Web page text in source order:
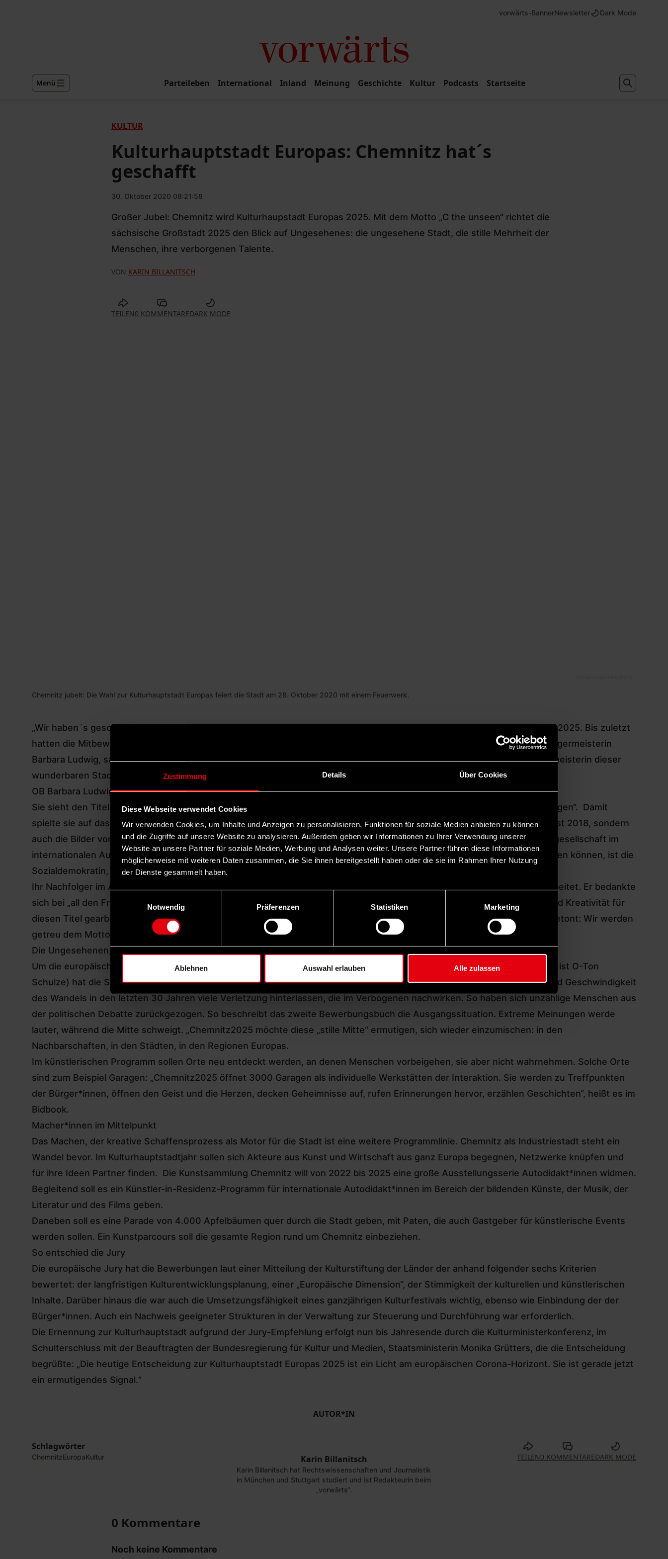
Zustimmung Details Über Cookies
Diese Webseite verwendet Cookies
Wir verwenden Cookies, um Inhalte und Anzeigen zu personalisieren, Funktionen für soziale Medien anbieten zu können
und die Zugriffe auf unsere Website zu analysieren. Außerdem geben wir Informationen zu Ihrer Verwendung unserer
Website an unsere Partner für soziale Medien, Werbung und Analysen weiter. Unsere Partner führen diese Informationen
möglicherweise mit weiteren Daten zusammen, die Sie ihnen bereitgestellt haben oder die sie im Rahmen Ihrer Nutzung
der Dienste gesammelt haben.
Notwendig
Präferenzen Statistiken Marketing
Ablehnen Auswahl erlauben Alle zulassen
vorwärts-BannerNewsletter Dark Mode
Menü Parteileben International Inland Meinung Geschichte Kultur Podcasts Startseite
KULTUR
Kulturhauptstadt Europas: Chemnitz hat´s
geschafft
30. Oktober 2020 08:21:58
Großer Jubel: Chemnitz wird Kulturhaupstadt Europas 2025. Mit dem Motto „C the unseen“ richtet die
sächsische Großstadt 2025 den Blick auf Ungesehenes: die ungesehene Stadt, die stille Mehrheit der
Menschen, ihre verborgenen Talente.
VON KARIN BILLANITSCH
TEILEN0 KOMMENTAREDARK MODE
Chemnitz jubelt: Die Wahl zur Kulturhauptstadt Europas feiert die Stadt am 28. Oktober 2020 mit einem Feuerwerk.
„Wir haben´s geschafft“: Jubel auf derHomepage von Chemnitz. Die sächsische Stadt wird Europäische Kulturhauptstadt 2025. Bis zuletzt
hatten die Mitbewerber Hannover, Hildesheim, Magdeburg und Nürnberg sich Hoffnungen auf den Titel gemacht. Oberbürgermeisterin
Barbara Ludwig, sagte zu der Entscheidung, die am Mittwoch verkündet wurde: „Der vorletzte Arbeitstag als Oberbürgermeisterin dieser
wunderbaren Stadt ist eindeutig der beste meiner 14-jährigen Amtszeit.“
OB Barbara Ludwig: „Große Chance“
Sie sieht den Titel als die große Chance für Chemnitz, viel zu geben und viel zu bekommen, viel vom „Ungesehenen zu zeigen“. Damit
spielte sie auf das Motto der Bewerbung an: „C the unseen“. Ludwig: „Nicht nur die Bilder von Nazi-Aufmärschen im August 2018, sondern
auch die Bilder von zivilgesellschaftlichem Engagement für gelebte europäische Werte, eine kreative und vielfältige Stadtgesellschaft im
internationalen Austausch.“ Es werde der Stadt einen Schub geben, Ressourcen hier bündeln, die über Generationen wirken können, ist die
Sozialdemokratin, die 14 Jahre an der Spitze der Stadt stand, überzeugt.
Ihr Nachfolger im Amt, Sven Schulze (SPD), freute sich: „Dieser Titel ist eine Ehre. Dafür haben viele Menschen hart gearbeitet. Er bedankte
sich bei „all den Freiwilligen und den Mitarbeitern im Kulturhauptstadt-Büro, die mit Leidenschaft und Einsatz, mit Ideen und Kreativität für
diesen Titel gearbeitet haben“. Er freue sich schon darauf, 2025 ein wunderbarer Gastgeber für Europa zu sein. Auch er betont: Wir werden
getreu dem Motto zeigen, dass Chemnitz und die gesamte Region vieles zu bieten hat, dass bisher nicht gesehen wurde."
Die Ungesehenen, die stille Mitte ermutigen
Um die europäische Fachjury zu überzeugen, dass Chemnitz eine „einzigartige, aktive, anpackende und vielfältige Stadt“ ( ist O-Ton
Schulze) hat die Stadt ein auf politischen Motiven fußendes Leitmotiv erdacht: Vor allem in Osteuropa hat die Brutalität und Geschwindigkeit
des Wandels in den letzten 30 Jahren viele Verletzung hinterlassen, die im Verbogenen nachwirken. So haben sich unzählige Menschen aus
der politischen Debatte zurückgezogen. So beschreibt das zweite Bewerbungsbuch die Ausgangssituation. Extreme Meinungen werde
lauter, während die Mitte schweigt. „Chemnitz2025 möchte diese „stille Mitte“ ermutigen, sich wieder einzumischen: in den
Nachbarschaften, in den Städten, in den Regionen Europas.
Im künstlerischen Programm sollen Orte neu entdeckt werden, an denen Menschen vorbeigehen, sie aber nicht wahrnehmen. Solche Orte
sind zum Beispiel Garagen: „Chemnitz2025 öffnet 3000 Garagen als individuelle Werkstätten der Interaktion. Sie werden zu Treffpunkten
der Bürger*innen, öffnen den Geist und die Herzen, decken Geheimnisse auf, rufen Erinnerungen hervor, erzählen Geschichten“, heißt es im
Bidbook.
Macher*innen im Mittelpunkt
Das Machen, der kreative Schaffensprozess als Motor für die Stadt ist eine weitere Programmlinie. Chemnitz als Industriestadt steht ein
Wandel bevor. Im Kulturhauptstadtjahr sollen sich Akteure aus Kunst und Wirtschaft aus ganz Europa begegnen, Netzwerke knüpfen und
für ihre Ideen Partner finden. Die Kunstsammlung Chemnitz will von 2022 bis 2025 eine große Ausstellungsserie Autodidakt*innen widmen.
Begleitend soll es ein Künstler-in-Residenz-Programm für internationale Autodidakt*innen im Bereich der bildenden Künste, der Musik, der
Literatur und des Films geben.
Daneben soll es eine Parade von 4.000 Apfelbäumen quer durch die Stadt geben, mit Paten, die auch Gastgeber für künstlerische Events
werden sollen. Ein Kunstparcours soll die gesamte Region rund um Chemnitz einbeziehen.
So entschied die Jury
Die europäische Jury hat die Bewerbungen laut einer Mitteilung der Kulturstiftung der Länder der anhand folgender sechs Kriterien
bewertet: der langfristigen Kulturentwicklungsplanung, einer „Europäische Dimension“, der Stimmigkeit der kulturellen und künstlerischen
Inhalte. Darüber hinaus die war auch die Umsetzungsfähigkeit eines ganzjährigen Kulturfestivals wichtig, ebenso wie Einbindung der der
Bürger*innen. Auch ein Nachweis geeigneter Strukturen in der Verwaltung zur Steuerung und Durchführung war erforderlich.
Die Ernennung zur Kulturhauptstadt aufgrund der Jury-Empfehlung erfolgt nun bis Jahresende durch die Kulturministerkonferenz, im
Schulterschluss mit der Beauftragten der Bundesregierung für Kultur und Medien, Staatsministerin Monika Grütters, die die Entscheidung
begrüßte: „Die heutige Entscheidung zur Kulturhauptstadt Europas 2025 ist ein Licht am europäischen Corona-Horizont. Sie ist gerade jetzt
ein ermutigendes Signal.“
Schlagwörter
ChemnitzEuropaKultur
AUTOR*IN
© Dirk Bleicker
Karin Billanitsch
Karin Billanitsch hat Rechtswissenschaften und Journalistik
in München und Stuttgart studiert und ist Redakteurin beim
„vorwärts“.
TEILEN0 KOMMENTAREDARK MODE
0 Kommentare
Noch keine Kommentare